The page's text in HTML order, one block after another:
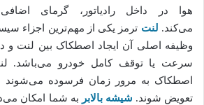
هوا در داخل رادیاتور، گرمای
می‌کند. لنت ترمز یکی از مهم‌ترین اجزاء
وظیفه اصلی آن ایجاد اصطکاک بین لنت
سرعت یا توقف کامل خودرو می‌باشد.
اصطکاک به مرور زمان فرسوده می‌شوند
تعویض شوند. شیشه بالابر به شما امکان